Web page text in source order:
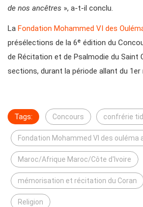
de nos ancêtres », a-t-il conclu.
La Fondation Mohammed VI des
présélections de la 6ᵉ édition du
de Récitation et de Psalmodie du Saint
sections, durant la période allant du 1er
Tags: Concours confrérie
Fondation Mohammed VI des ouléma
Maroc/Afrique Maroc/Côte d'Ivoire
mémorisation et récitation du Coran
Religion